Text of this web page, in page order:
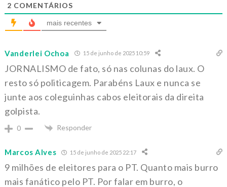
2 COMENTÁRIOS
mais recentes
Vanderlei Ochoa 15 de junho de 2025 10:59
JORNALISMO de fato, só nas colunas do laux. O
resto só politicagem. Parabéns Laux e nunca se
junte aos coleguinhas cabos eleitorais da direita
golpista.
0 Responder
Marcos Alves 15 de junho de 2025 22:17
9 milhões de eleitores para o PT. Quanto mais burro
mais fanático pelo PT. Por falar em burro, o